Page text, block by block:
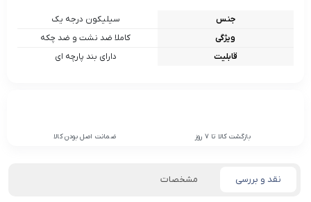
جنس
سیلیکون درجه یک
ویژگی
کاملا ضد نشت و ضد چکه
قابلیت
دارای بند پارچه ای
بازگشت کالا تا 7 روز ضمانت اصل بودن کالا
نقد و بررسی مشخصات